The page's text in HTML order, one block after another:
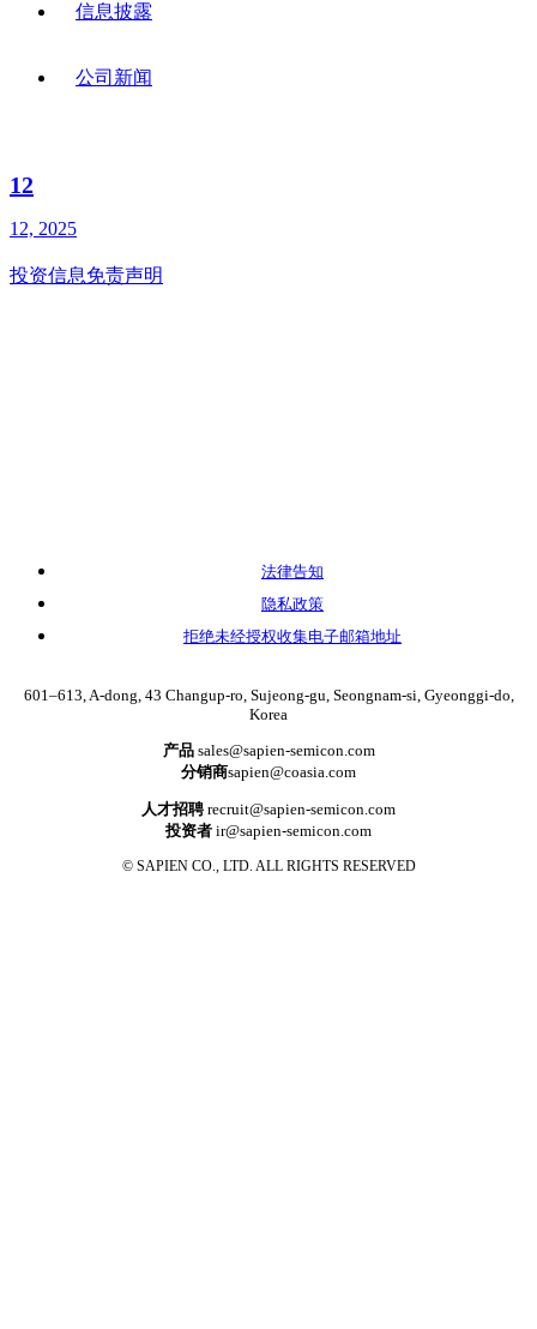
信息披露
公司新闻
12
12, 2025
投资信息免责声明
法律告知
隐私政策
拒绝未经授权收集电子邮箱地址
601–613, A-dong, 43 Changup-ro, Sujeong-gu, Seongnam-si, Gyeonggi-do,
Korea
产品sales@sapien-semicon.com
分销商sapien@coasia.com
人才招聘recruit@sapien-semicon.com
投资者 ir@sapien-semicon.com
© SAPIEN CO., LTD. ALL RIGHTS RESERVED